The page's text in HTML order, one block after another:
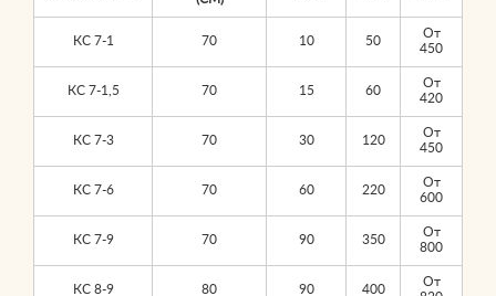
КС 7-1 70 10 50
От
450
КС 7-1,5 70 15 60
От
420
КС 7-3 70 30 120
От
450
КС 7-6 70 60 220
От
600
КС 7-9 70 90 350
От
800
КС 8-9 80 90 400
От